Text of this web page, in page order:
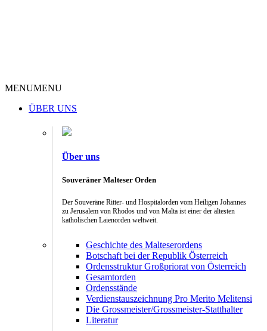
MENUMENU
ÜBER UNS
Über uns
Souveräner Malteser Orden
Der Souveräne Ritter- und Hospitalorden vom Heiligen Johannes
zu Jerusalem von Rhodos und von Malta ist einer der ältesten
katholischen Laienorden weltweit.
Geschichte des Malteserordens
Botschaft bei der Republik Österreich
Ordensstruktur Großpriorat von Österreich
Gesamtorden
Ordensstände
Verdienstauszeichnung Pro Merito Melitensi
Die Grossmeister/Grossmeister-Statthalter
Literatur